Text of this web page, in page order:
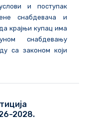
и поступак
снабдевача и
крајњи купац има
снабдевању
са законом који
2028.